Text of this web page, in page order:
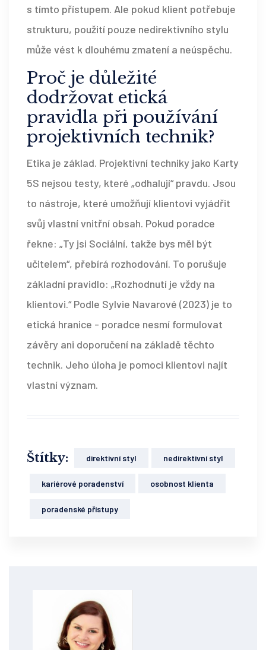
s tímto přístupem. Ale pokud klient potřebuje
strukturu, použití pouze nedirektivního stylu
může vést k dlouhému zmatení a neúspěchu.
Proč je důležité
dodržovat etická
pravidla při používání
projektivních technik?
Etika je základ. Projektivní techniky jako Karty
5S nejsou testy, které „odhalují“ pravdu. Jsou
to nástroje, které umožňují klientovi vyjádřit
svůj vlastní vnitřní obsah. Pokud poradce
řekne: „Ty jsi Sociální, takže bys měl být
učitelem“, přebírá rozhodování. To porušuje
základní pravidlo: „Rozhodnutí je vždy na
klientovi.“ Podle Sylvie Navarové (2023) je to
etická hranice - poradce nesmí formulovat
závěry ani doporučení na základě těchto
technik. Jeho úloha je pomoci klientovi najít
vlastní význam.
Štítky: direktivní styl nedirektivní styl
kariérové poradenství osobnost klienta
poradenské přístupy